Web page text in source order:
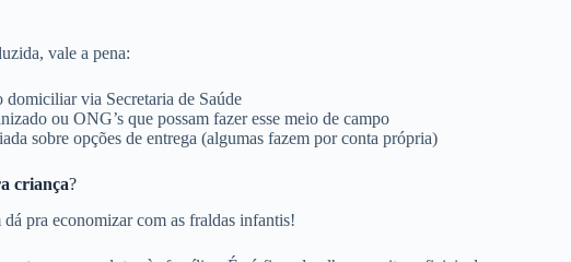
vale a pena:
domiciliar via Secretaria de Saúde
ou ONG’s que possam fazer esse meio de campo
sobre opções de entrega (algumas fazem por conta própria)
criança?
pra economizar com as fraldas infantis!